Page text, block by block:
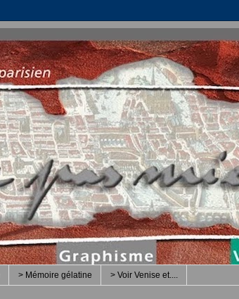
> Mémoire gélatine > Voir Venise et....